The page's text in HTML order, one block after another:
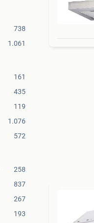
738
1.061
161
435
119
1.076
572
258
837
267
193